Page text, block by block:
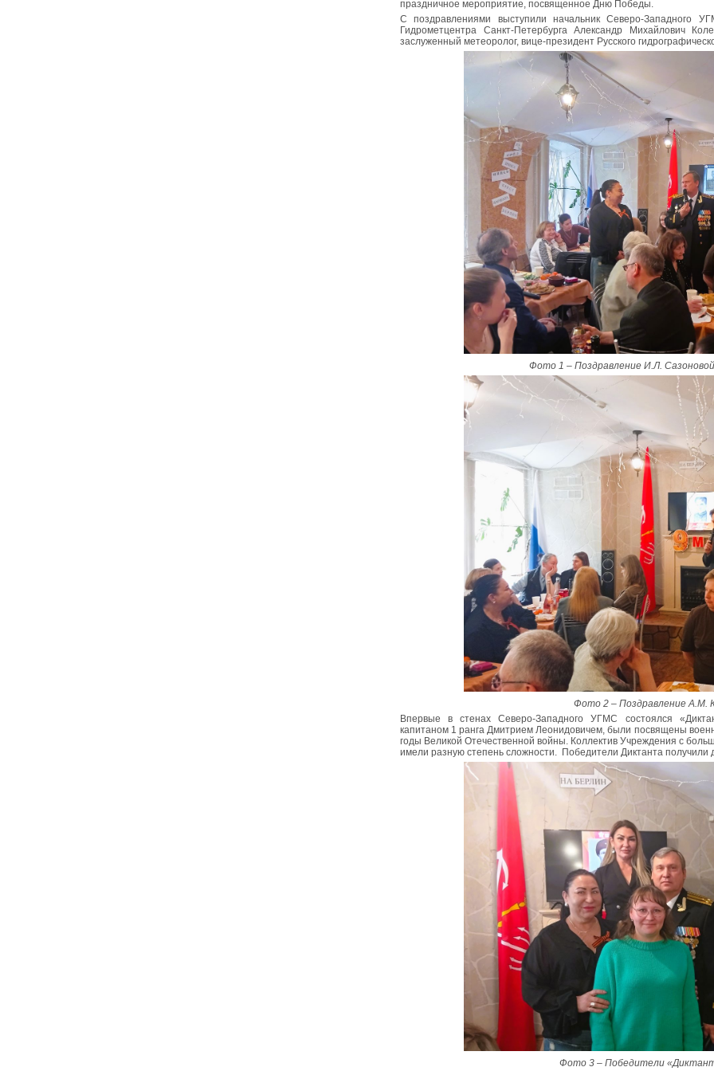
праздничное мероприятие, посвященное Дню Победы.
С поздравлениями выступили начальник Северо-Западного
Гидрометцентра Санкт-Петербурга Александр Михайлович
заслуженный метеоролог, вице-президент Русского
Фото 1 – Поздравление И.Л.
Фото 2 – Поздравление А.М.
Впервые в стенах Северо-Западного УГМС состоялся
капитаном 1 ранга Дмитрием Леонидовичем, были посвящены
годы Великой Отечественной войны. Коллектив Учреждения с
имели разную степень сложности. Победители Диктанта
Фото 3 – Победители